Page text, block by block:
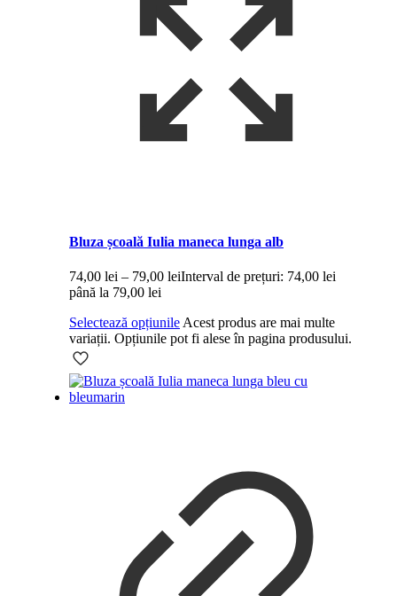
Bluza școală Iulia maneca lunga alb
74,00 lei – 79,00 leiInterval de prețuri: 74,00 lei
până la 79,00 lei
Selectează opțiunileAcest produs are mai multe
variații. Opțiunile pot fi alese în pagina produsului.